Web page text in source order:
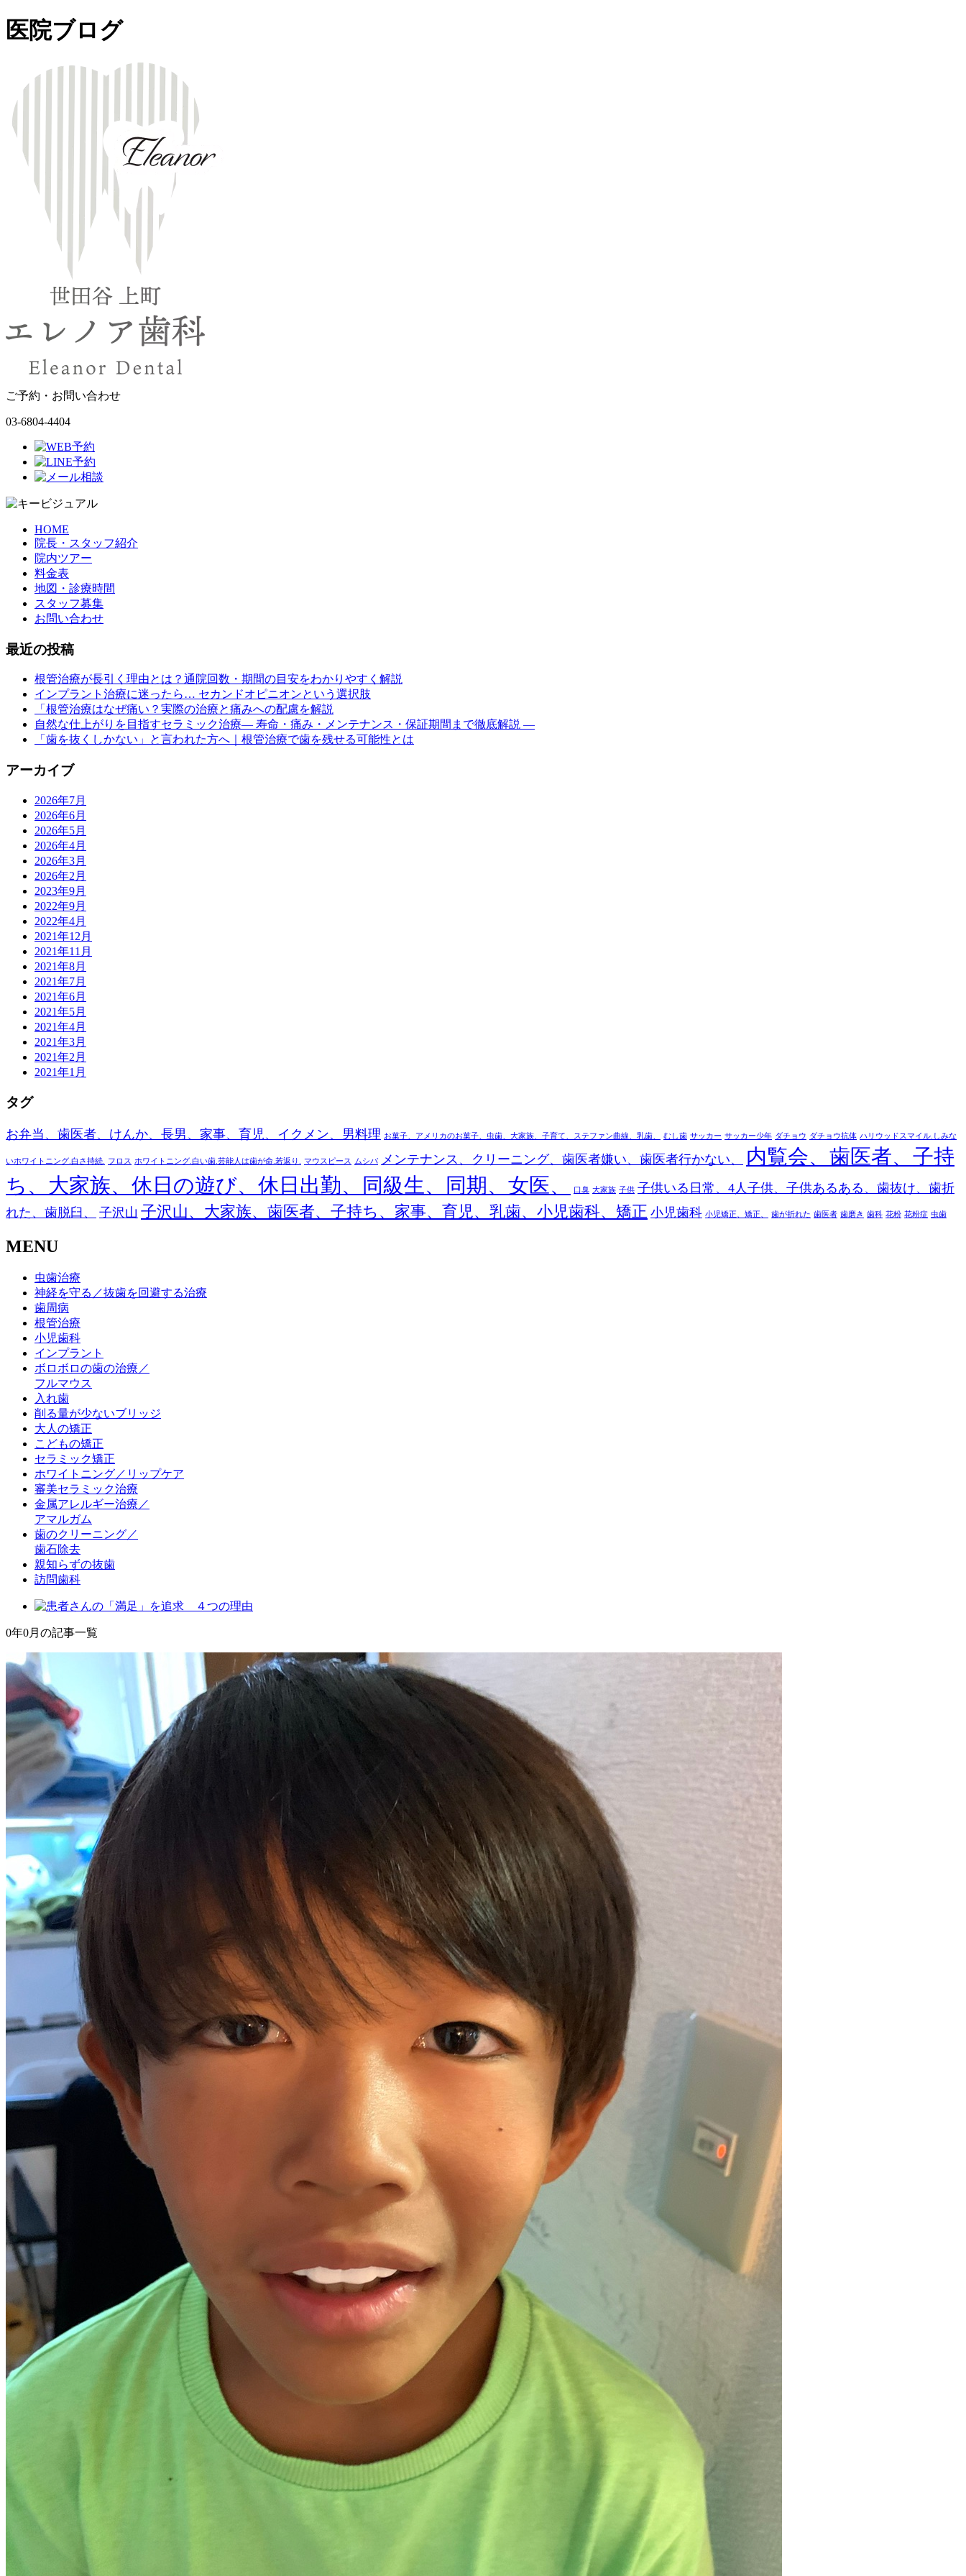
医院ブログ
ご予約・お問い合わせ
03-6804-4404
HOME
院長・スタッフ紹介
院内ツアー
料金表
地図・診療時間
スタッフ募集
お問い合わせ
最近の投稿
根管治療が長引く理由とは？通院回数・期間の目安をわかりやすく解説
インプラント治療に迷ったら… セカンドオピニオンという選択肢
「根管治療はなぜ痛い？実際の治療と痛みへの配慮を解説
自然な仕上がりを目指すセラミック治療― 寿命・痛み・メンテナンス・保証期間まで徹底解説 ―
「歯を抜くしかない」と言われた方へ｜根管治療で歯を残せる可能性とは
アーカイブ
2026年7月
2026年6月
2026年5月
2026年4月
2026年3月
2026年2月
2023年9月
2022年9月
2022年4月
2021年12月
2021年11月
2021年8月
2021年7月
2021年6月
2021年5月
2021年4月
2021年3月
2021年2月
2021年1月
タグ
お弁当、歯医者、けんか、長男、家事、育児、イクメン、男料理 お菓子、アメリカのお菓子、虫歯、大家族、子育て、ステファン曲線、乳歯、 むし歯 サッカー サッカー少年 ダチョウ ダチョウ抗体 ハリウッドスマイル.しみな
いホワイトニング.白さ持続. フロス ホワイトニング.白い歯.芸能人は歯が命.若返り. マウスピース ムシバ メンテナンス、クリーニング、歯医者嫌い、歯医者行かない、
内覧会、歯医者、子持
ち、大家族、休日の遊び、休日出勤、同級生、同期、女医、
口臭 大家族 子供 子供いる日常、4人子供、子供あるある、歯抜け、歯折
れた、歯脱臼、
子沢山 子沢山、大家族、歯医者、子持ち、家事、育児、乳歯、小児歯科、矯正 小児歯科 小児矯正、矯正、 歯が折れた 歯医者 歯磨き 歯科 花粉 花粉症 虫歯
MENU
虫歯治療
神経を守る／抜歯を回避する治療
歯周病
根管治療
小児歯科
インプラント
ボロボロの歯の治療／
フルマウス
入れ歯
削る量が少ないブリッジ
大人の矯正
こどもの矯正
セラミック矯正
ホワイトニング／リップケア
審美セラミック治療
金属アレルギー治療／
アマルガム
歯のクリーニング／
歯石除去
親知らずの抜歯
訪問歯科
0年0月の記事一覧